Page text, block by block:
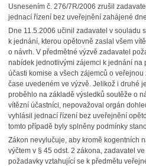
Usnesením č. 276/7R/2006 zrušil
jednací řízení bez uveřejnění zahájené
Dne 11.5.2006 učinil zadavatel v souladu
k jednání, kterou opětovně zaslal všem
o návrh. V předmětné výzvě zadavatel
nabídek jednotlivými zájemci k jednání na
účasti komise a všech zájemců o
čase uvedeném ve výzvě. Jelikož i druhé
proběhlo na základě výsledků soutěže o
vítězní účastníci, nepovažoval orgán
vyhlásil jednací řízení bez uveřejnění
tomto případě byly splněny podmínky
Zákon nevylučuje, aby kromě kogentních
výčtem v § 45 odst. 2 zákona, zadavatel
požadavky vztahující se k předmětu